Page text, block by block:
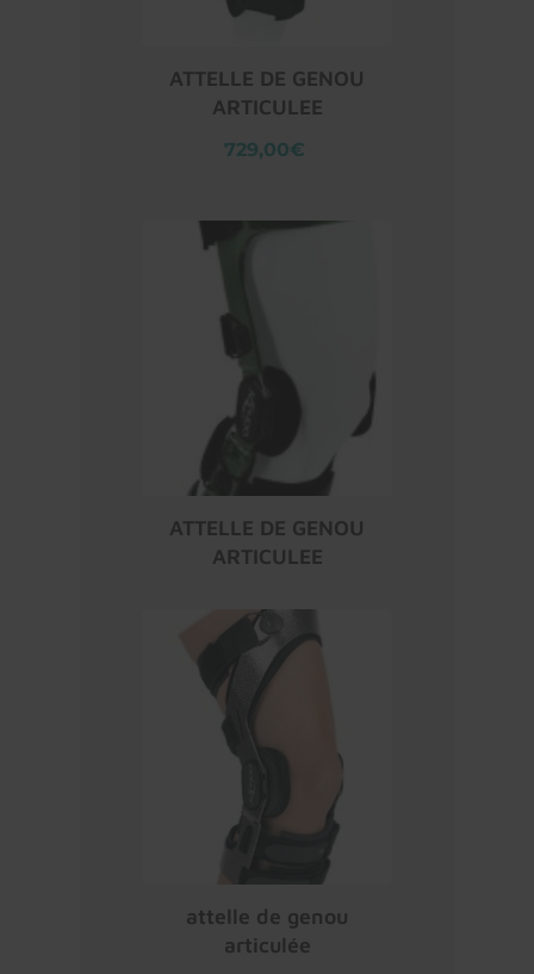
ATTELLE DE GENOU
ARTICULEE
729,00€
ATTELLE DE GENOU
ARTICULEE
attelle de genou
articulée